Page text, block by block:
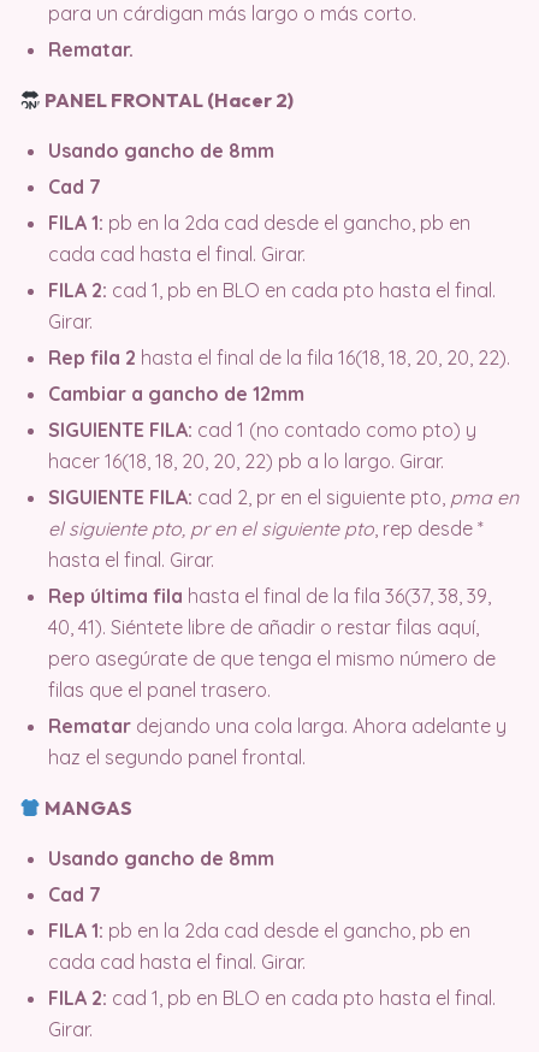
para un cárdigan más largo o más corto.
Rematar.
PANEL FRONTAL (Hacer 2)
Usando gancho de 8mm
Cad 7
FILA 1: pb en la 2da cad desde el gancho, pb en
cada cad hasta el final. Girar.
FILA 2: cad 1, pb en BLO en cada pto hasta el final.
Girar.
Rep fila 2 hasta el final de la fila 16(18, 18, 20, 20, 22).
Cambiar a gancho de 12mm
SIGUIENTE FILA: cad 1 (no contado como pto) y
hacer 16(18, 18, 20, 20, 22) pb a lo largo. Girar.
SIGUIENTE FILA: cad 2, pr en el siguiente pto, pma en
el siguiente pto, pr en el siguiente pto, rep desde *
hasta el final. Girar.
Rep última fila hasta el final de la fila 36(37, 38, 39,
40, 41). Siéntete libre de añadir o restar filas aquí,
pero asegúrate de que tenga el mismo número de
filas que el panel trasero.
Rematar dejando una cola larga. Ahora adelante y
haz el segundo panel frontal.
MANGAS
Usando gancho de 8mm
Cad 7
FILA 1: pb en la 2da cad desde el gancho, pb en
cada cad hasta el final. Girar.
FILA 2: cad 1, pb en BLO en cada pto hasta el final.
Girar.